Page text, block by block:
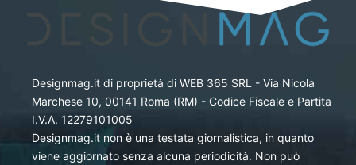
Designmag.it di proprietà di WEB 365 SRL - Via Nicola
Marchese 10, 00141 Roma (RM) - Codice Fiscale e Partita
I.V.A. 12279101005
Designmag.it non è una testata giornalistica, in quanto
viene aggiornato senza alcuna periodicità. Non può